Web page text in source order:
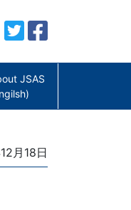
JSAS
月18日